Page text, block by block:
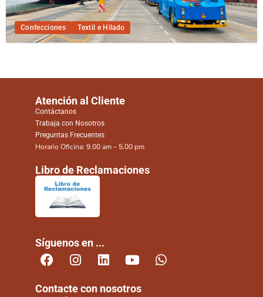
Confecciones Textil e Hilado
Atención al Cliente
Contáctanos
Trabaja con Nosotros
Preguntas Frecuentes
Horario Oficina: 9.00 am – 5.00 pm
Libro de Reclamaciones
Síguenos en ...
Contacte con nosotros